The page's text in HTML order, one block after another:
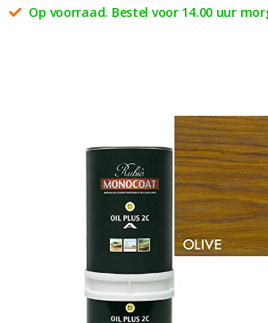
Op voorraad. Bestel voor 14.00 uur
afbeeldingen-